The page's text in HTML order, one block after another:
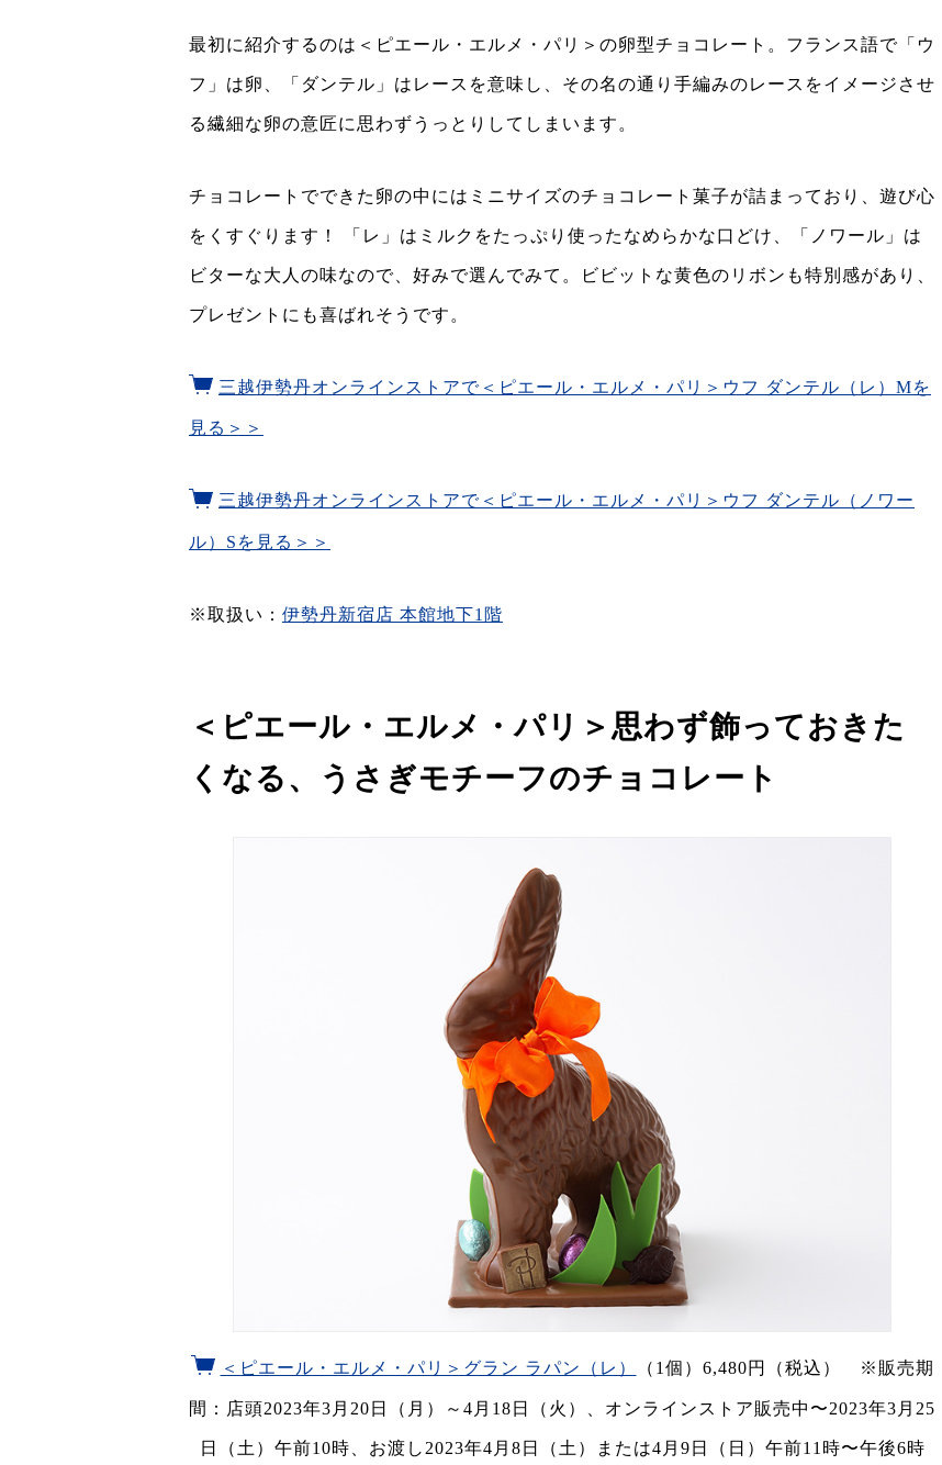
最初に紹介するのは＜ピエール・エルメ・パリ＞の卵型チョコレート。フランス語で「ウ
フ」は卵、「ダンテル」はレースを意味し、その名の通り手編みのレースをイメージさせ
る繊細な卵の意匠に思わずうっとりしてしまいます。
チョコレートでできた卵の中にはミニサイズのチョコレート菓子が詰まっており、遊び心
をくすぐります！ 「レ」はミルクをたっぷり使ったなめらかな口どけ、「ノワール」は
ビターな大人の味なので、好みで選んでみて。ビビットな黄色のリボンも特別感があり、
プレゼントにも喜ばれそうです。
三越伊勢丹オンラインストアで＜ピエール・エルメ・パリ＞ウフ ダンテル（レ）Mを
見る＞＞
三越伊勢丹オンラインストアで＜ピエール・エルメ・パリ＞ウフ ダンテル（ノワー
ル）Sを見る＞＞
※取扱い： 伊勢丹新宿店 本館地下1階
＜ピエール・エルメ・パリ＞思わず飾っておきた
くなる、うさぎモチーフのチョコレート
＜ピエール・エルメ・パリ＞グラン ラパン（レ） （1個）6,480円（税込） ※販売期
間：店頭2023年3月20日（月）～4月18日（火）、オンラインストア販売中〜2023年3月25
日（土）午前10時、お渡し2023年4月8日（土）または4月9日（日）午前11時〜午後6時